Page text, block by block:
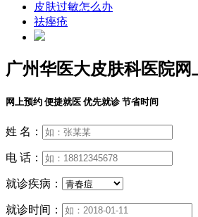
皮肤过敏怎么办
祛痤疮
广州华医大皮肤科医院网
网上预约 便捷就医 优先就诊 节省时间
姓 名：
电 话：
就诊疾病：
就诊时间：